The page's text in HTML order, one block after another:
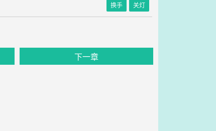
换手 关灯
下一章